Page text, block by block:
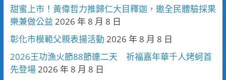
甜蜜上市！黃偉哲力推歸仁大目釋迦，邀全民體驗採果
樂兼做公益 2026 年 8 月 8 日
彰化市模範父親表揚活動 2026 年 8 月 8 日
2026王功漁火節88節連二天 祈福嘉年華千人烤蚵首
先登場2026 年 8 月 8 日